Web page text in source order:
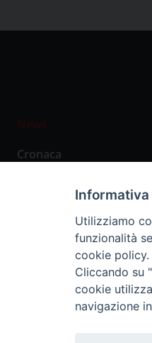
News
Cronaca
Primo PianoInformativa
Utilizziamo
funzionalità
cookie policy.
Cliccando su
cookie
navigazione